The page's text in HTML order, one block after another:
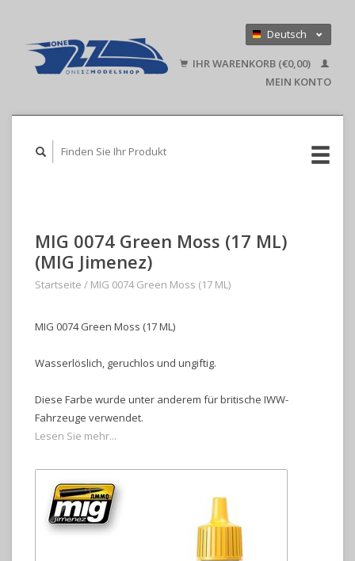
Deutsch
English
IHR WARENKORB (€0,00)
MEIN KONTO
MIG 0074 Green Moss (17 ML)
(MIG Jimenez)
Startseite / MIG 0074 Green Moss (17 ML)
MIG 0074 Green Moss (17 ML)
Wasserlöslich, geruchlos und ungiftig.
Diese Farbe wurde unter anderem für britische IWW-
Fahrzeuge verwendet.
Lesen Sie mehr...